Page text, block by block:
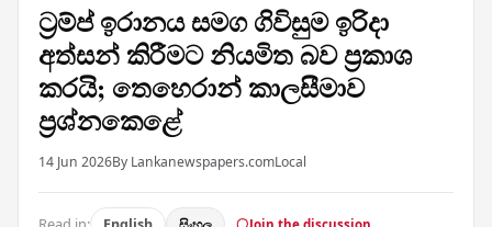
ට්‍රම්ප් ඉරානය සමග ගිවිසුම ඉරිදා
අත්සන් කිරීමට නියමිත බව ප්‍රකාශ
කරයි; තෙහෙරාන් කාලසීමාව
ප්‍රශ්නකෙළේ
14 Jun 2026By Lankanewspapers.comLocal